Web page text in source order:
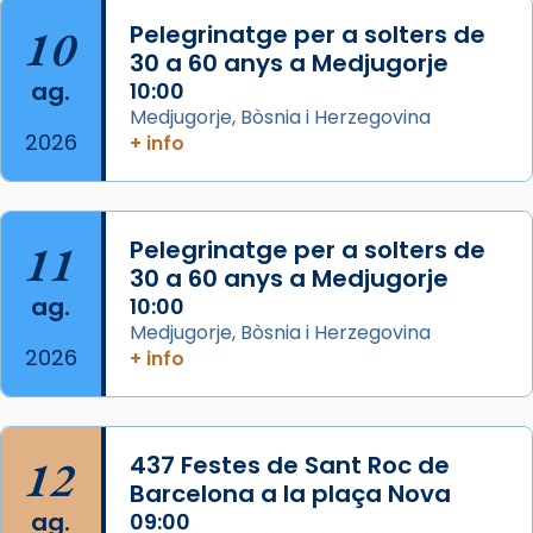
Mons. David Abadías.
📸 Dr. G. Simón
Photo
2 weeks ago
Memòria de les santes Juliana i
Semproniana, verges i màrtirs.
Acompanyant la història de sant Cugat, a
partir de l’Edat Mitjana sorgeix la tradició
que les santes Juliana (“relatiu a Júlia”) i
Semproniana (“relatiu a Semprònia =
eterna”) són deixebles seves. I l’any 1667, el
frare Joan Gaspar Roig, afirma en una obra
10
ag.
2026
Pelegrinatge per a solters de
30 a 60 anys a Medjugorje
10:00
Medjugorje, Bòsnia i Herzegovina
+ info
11
ag.
2026
Pelegrinatge per a solters de
30 a 60 anys a Medjugorje
10:00
Medjugorje, Bòsnia i Herzegovina
+ info
12
ag.
437 Festes de Sant Roc de
Barcelona a la plaça Nova
09:00